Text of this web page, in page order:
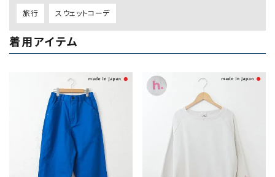
旅行 スウェットコーデ
着用アイテム